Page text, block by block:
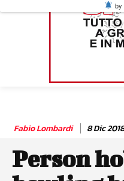
Fabio Lombardi 8 Dic 2018
Person
by